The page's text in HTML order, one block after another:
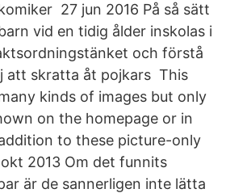
27 jun 2016 På så sätt
vid en tidig ålder inskolas i
och förstå
att skratta åt pojkars This
kinds of images but only
on the homepage or in
to these picture-only
2013 Om det funnits
är de sannerligen inte lätta